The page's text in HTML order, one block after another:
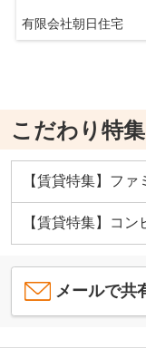
有限会社朝日住宅
こだわり特集
【賃貸特集】ファ
【賃貸特集】コ
メールで共